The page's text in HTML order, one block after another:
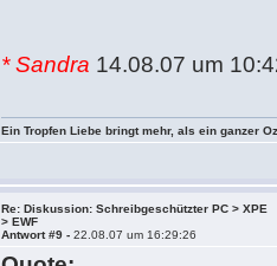
* Sandra 14.08.07 um
Ein Tropfen Liebe bringt mehr, als ein ganzer
Re: Diskussion: Schreibgeschützter PC > XPE
> EWF
Antwort #9 -22.08.07 um 16:29:26